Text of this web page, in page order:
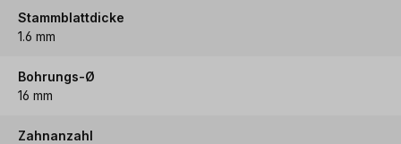
Stammblattdicke
1.6 mm
Bohrungs-Ø
16 mm
Zahnanzahl